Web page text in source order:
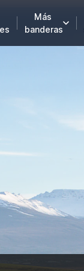
Más
banderas